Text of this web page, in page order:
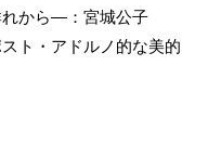
から—：宮城公子
ト・アドルノ的な美的